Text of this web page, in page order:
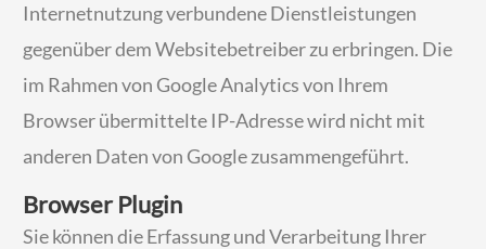
Internetnutzung verbundene Dienstleistungen
gegenüber dem Websitebetreiber zu erbringen. Die
im Rahmen von Google Analytics von Ihrem
Browser übermittelte IP-Adresse wird nicht mit
anderen Daten von Google zusammengeführt.
Browser Plugin
Sie können die Erfassung und Verarbeitung Ihrer